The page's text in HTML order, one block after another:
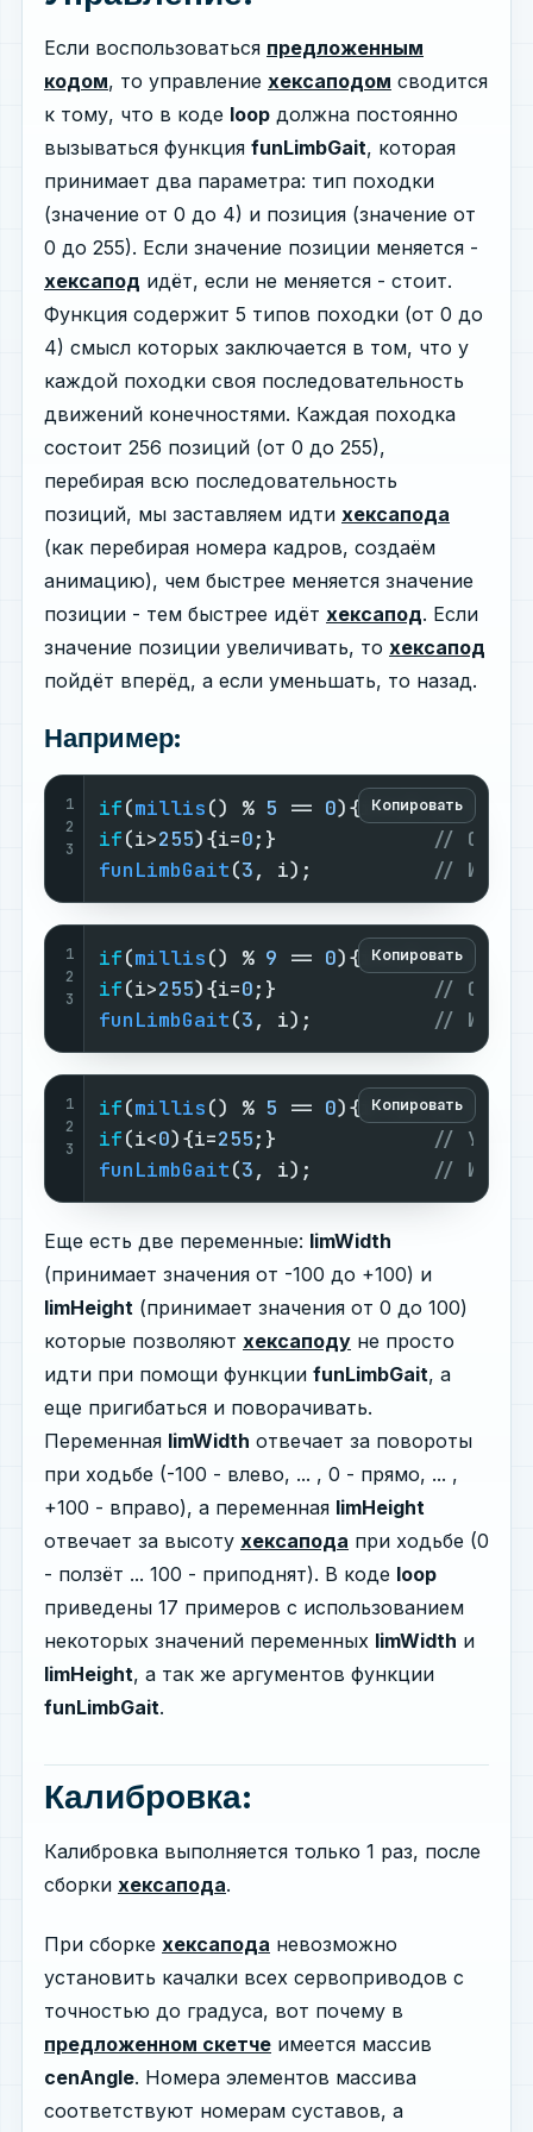
Если воспользоваться предложенным
кодом, то управление хексаподом сводится
к тому, что в коде loop должна постоянно
вызываться функция funLimbGait, которая
принимает два параметра: тип походки
(значение от 0 до 4) и позиция (значение от
0 до 255). Если значение позиции меняется -
хексапод идёт, если не меняется - стоит.
Функция содержит 5 типов походки (от 0 до
4) смысл которых заключается в том, что у
каждой походки своя последовательность
движений конечностями. Каждая походка
состоит 256 позиций (от 0 до 255),
перебирая всю последовательность
позиций, мы заставляем идти хексапода
(как перебирая номера кадров, создаём
анимацию), чем быстрее меняется значение
позиции - тем быстрее идёт хексапод. Если
значение позиции увеличивать, то хексапод
пойдёт вперёд, а если уменьшать, то назад.
Например:
Копировать
1
2
3
if(millis() % 5 == 0){i++;} //
if(i>255){i=0;}
//
funLimbGait(3, i); // Идём
Копировать
1
2
3
if(millis() % 9 == 0){i++;} //
if(i>255){i=0;}
//
funLimbGait(3, i); // Идём
Копировать
1
2
3
if(millis() % 5 == 0){i--;} //
if(i<0){i=255;}
//
funLimbGait(3, i); // Идём
Еще есть две переменные: limWidth
(принимает значения от -100 до +100) и
limHeight (принимает значения от 0 до 100)
которые позволяют хексаподу не просто
идти при помощи функции funLimbGait, а
еще пригибаться и поворачивать.
Переменная limWidth отвечает за повороты
при ходьбе (-100 - влево, ... , 0 - прямо, ... ,
+100 - вправо), а переменная limHeight
отвечает за высоту хексапода при ходьбе (0
- ползёт ... 100 - приподнят). В коде loop
приведены 17 примеров с использованием
некоторых значений переменных limWidth и
limHeight, а так же аргументов функции
funLimbGait.
Калибровка:
Калибровка выполняется только 1 раз, после
сборки хексапода.
При сборке хексапода невозможно
установить качалки всех сервоприводов с
точностью до градуса, вот почему в
предложенном скетче имеется массив
cenAngle. Номера элементов массива
соответствуют номерам суставов, а